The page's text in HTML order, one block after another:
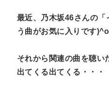
最近、乃木坂46さんの
う曲がお気に入りです
それから関連の曲を聴い
出てくる出てくる・・・